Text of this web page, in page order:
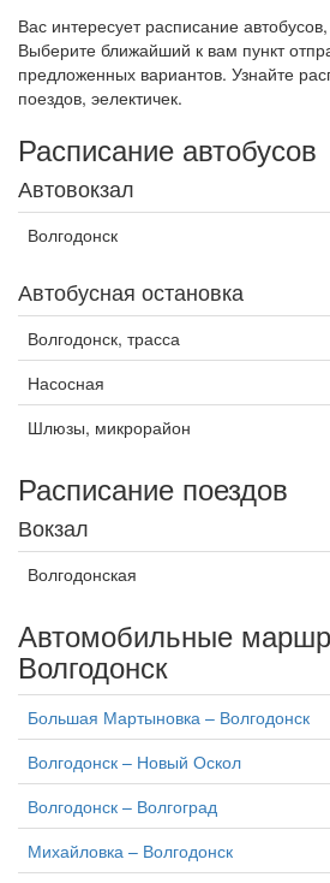
Вас интересует расписание
Выберите ближайший к вам пункт
предложенных вариантов. Узнайте
поездов, эелектичек.
Расписание автобусов
Автовокзал
Волгодонск
Автобусная остановка
Волгодонск, трасса
Насосная
Шлюзы, микрорайон
Расписание поездов
Вокзал
Волгодонская
Автомобильные
Волгодонск
Большая Мартыновка – Волгодонск
Волгодонск – Новый Оскол
Волгодонск – Волгоград
Михайловка – Волгодонск